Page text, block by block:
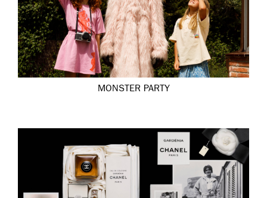
MONSTER PARTY